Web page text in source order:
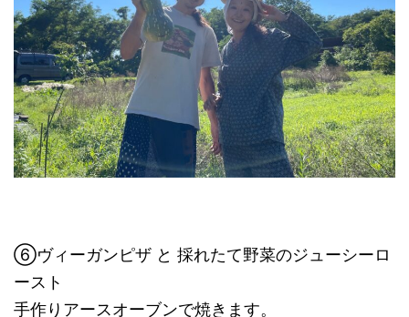
⑥ヴィーガンピザ と 採れたて野菜のジューシーロ
ースト
手作りアースオーブンで焼きます。